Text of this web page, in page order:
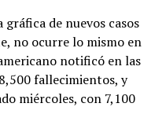
de nuevos casos
no ocurre lo mismo en
notificó en las
fallecimientos, y
miércoles, con 7,100